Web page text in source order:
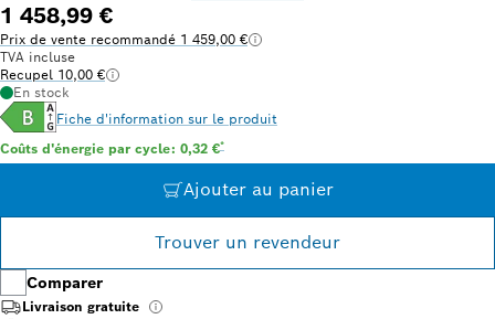
1 458,99 €
Prix de vente recommandé 1 459,00 €
TVA incluse
Recupel 10,00 €
En stock
Fiche d'information sur le produit
Coûts d'énergie par cycle: 0,32 €Note de bas de page * : Estimation basée sur un
*
Ajouter au panier
Trouver un revendeur
Comparer
Livraison gratuite